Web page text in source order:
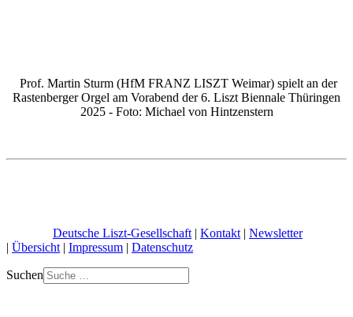
Prof. Martin Sturm (HfM FRANZ LISZT Weimar) spielt an der
Rastenberger Orgel am Vorabend der 6. Liszt Biennale Thüringen
2025 - Foto: Michael von Hintzenstern
Deutsche Liszt-Gesellschaft | Kontakt | Newsletter
| Übersicht | Impressum | Datenschutz
Suchen